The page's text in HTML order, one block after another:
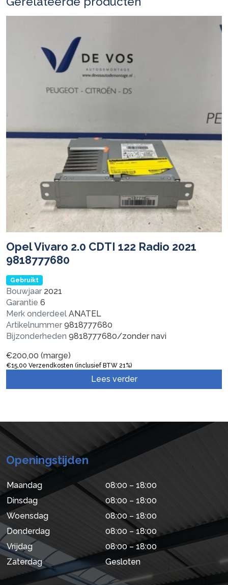
Opel Vivaro 2.0 CDTI 122 Radio 2021
9818777680
Gebruikt
Bouwjaar 2021
Garantie 6
Merk onderdeel ANATEL
Artikelnummer 9818777680
Bijzonderheden 9818777680/zonder navi
€200,00 (marge)
€15,00 Verzendkosten (inclusief BTW 21%)
Lees verder
Openingstijden
Maandag
08:00 – 18:00
Dinsdag
08:00 – 18:00
Woensdag
08:00 – 18:00
Donderdag
08:00 – 18:00
Vrijdag
08:00 – 18:00
Zaterdag
Gesloten